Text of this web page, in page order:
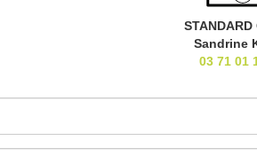
STANDARD
Sandrine
03 71 01